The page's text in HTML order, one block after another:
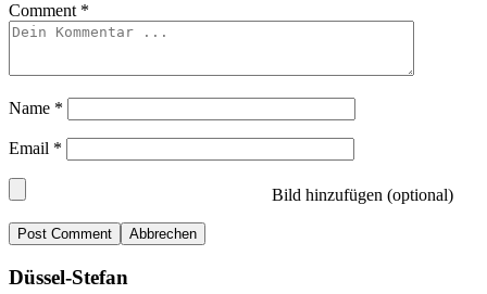
Comment *
Name *
Email *
Bild hinzufügen (optional)
Abbrechen
Düssel-Stefan